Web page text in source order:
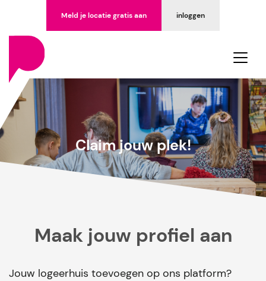
inloggen
Meld je locatie gratis aan
Claim jouw plek!
Maak jouw profiel aan
Jouw logeerhuis toevoegen op ons platform?